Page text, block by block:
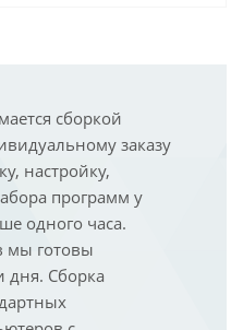
сборкой
заказу
настройку,
программ у
одного часа.
мы готовы
дня. Сборка